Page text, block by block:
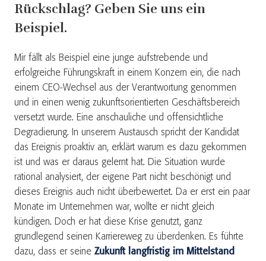
Rückschlag? Geben Sie uns ein
Beispiel.
Mir fällt als Beispiel eine junge aufstrebende und
erfolgreiche Führungskraft in einem Konzern ein, die nach
einem CEO-Wechsel aus der Verantwortung genommen
und in einen wenig zukunftsorientierten Geschäftsbereich
versetzt wurde. Eine anschauliche und offensichtliche
Degradierung. In unserem Austausch spricht der Kandidat
das Ereignis proaktiv an, erklärt warum es dazu gekommen
ist und was er daraus gelernt hat. Die Situation wurde
rational analysiert, der eigene Part nicht beschönigt und
dieses Ereignis auch nicht überbewertet. Da er erst ein paar
Monate im Unternehmen war, wollte er nicht gleich
kündigen. Doch er hat diese Krise genutzt, ganz
grundlegend seinen Karriereweg zu überdenken. Es führte
dazu, dass er seine Zukunft langfristig im Mittelstand